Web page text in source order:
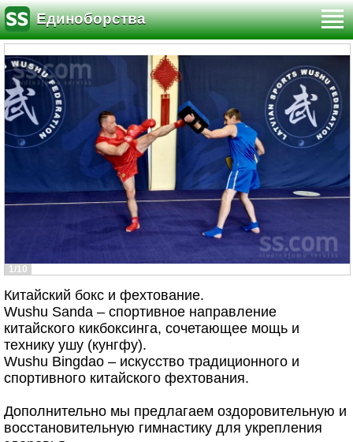
Единоборства
1/10
Китайский бокс и фехтование.
Wushu Sanda – спортивное направление
китайского кикбоксинга, сочетающее мощь и
технику ушу (кунгфу).
Wushu Bingdao – искусство традиционного и
спортивного китайского фехтования.
Дополнительно мы предлагаем оздоровительную и
восстановительную гимнастику для укрепления